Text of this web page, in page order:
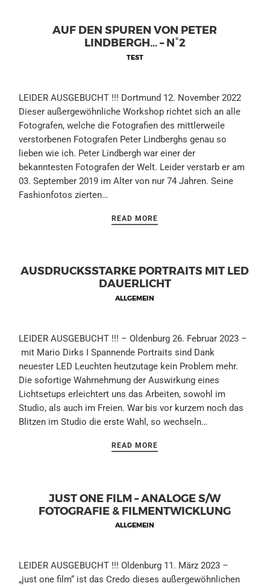
AUF DEN SPUREN VON PETER
LINDBERGH… – N°2
TEST
LEIDER AUSGEBUCHT !!! Dortmund 12. November 2022
Dieser außergewöhnliche Workshop richtet sich an alle
Fotografen, welche die Fotografien des mittlerweile
verstorbenen Fotografen Peter Lindberghs genau so
lieben wie ich. Peter Lindbergh war einer der
bekanntesten Fotografen der Welt. Leider verstarb er am
03. September 2019 im Alter von nur 74 Jahren. Seine
Fashionfotos zierten…
READ MORE
AUSDRUCKSSTARKE PORTRAITS MIT LED
DAUERLICHT
ALLGEMEIN
LEIDER AUSGEBUCHT !!! – Oldenburg 26. Februar 2023 –
mit Mario Dirks I Spannende Portraits sind Dank
neuester LED Leuchten heutzutage kein Problem mehr.
Die sofortige Wahrnehmung der Auswirkung eines
Lichtsetups erleichtert uns das Arbeiten, sowohl im
Studio, als auch im Freien. War bis vor kurzem noch das
Blitzen im Studio die erste Wahl, so wechseln…
READ MORE
JUST ONE FILM – ANALOGE S/W
FOTOGRAFIE & FILMENTWICKLUNG
ALLGEMEIN
LEIDER AUSGEBUCHT !!! Oldenburg 11. März 2023 –
„just one film“ ist das Credo dieses außergewöhnlichen